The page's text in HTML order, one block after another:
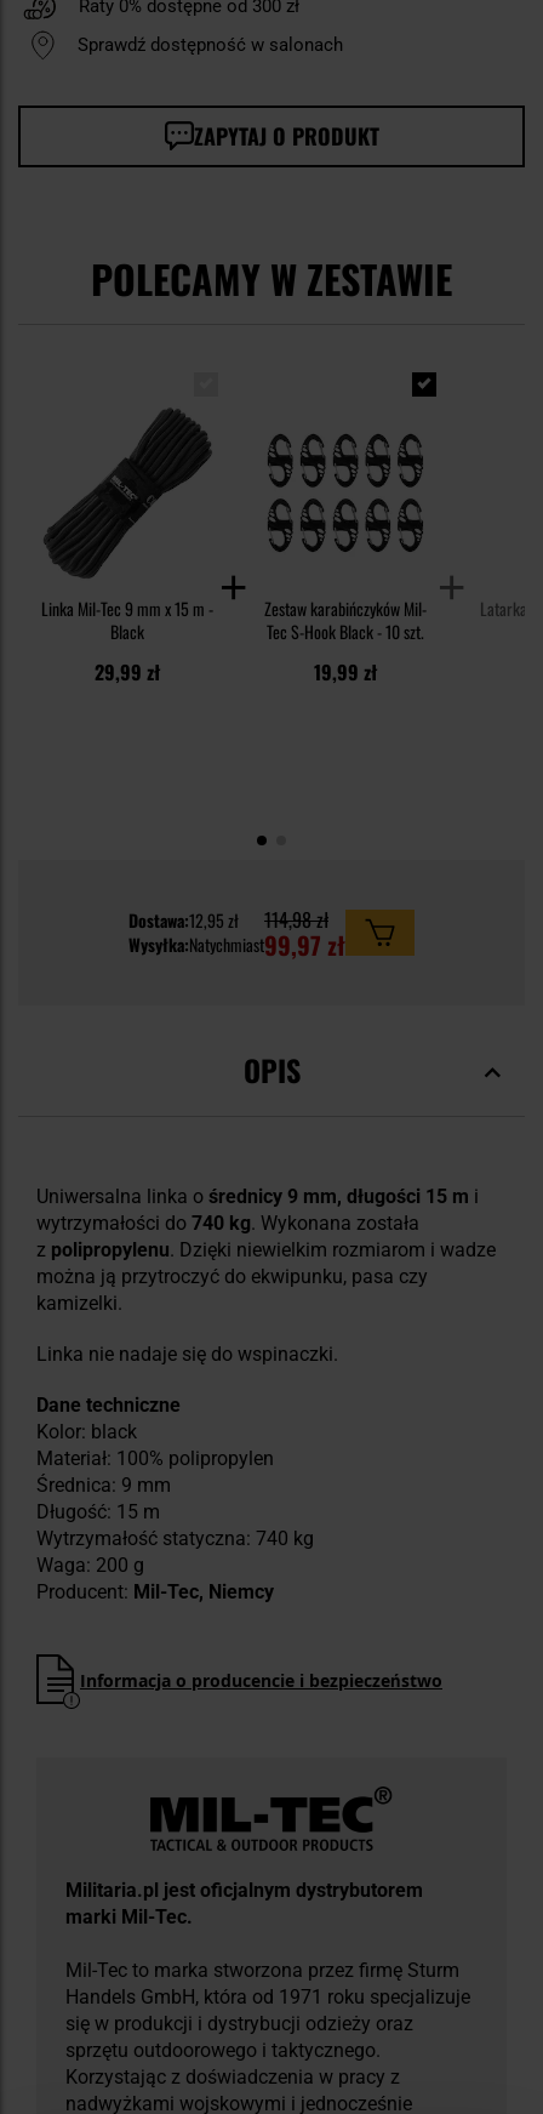
Raty 0% dostępne od 300 zł
Sprawdź dostępność w salonach
ZAPYTAJ O PRODUKT
POLECAMY W ZESTAWIE
Linka Mil-Tec 9 mm x 15 m -
Black
29,99 zł
Zestaw karabińczyków Mil-
Tec S-Hook Black - 10 szt.
19,99 zł
Latarka
Dostawa:12,95 zł
Wysyłka:Natychmiast
114,98 zł
99,97 zł
OPIS
Uniwersalna linka o średnicy 9 mm, długości 15 m i
wytrzymałości do 740 kg. Wykonana została
z polipropylenu. Dzięki niewielkim rozmiarom i wadze
można ją przytroczyć do ekwipunku, pasa czy
kamizelki.
Linka nie nadaje się do wspinaczki.
Dane techniczne
Kolor: black
Materiał: 100% polipropylen
Średnica: 9 mm
Długość: 15 m
Wytrzymałość statyczna: 740 kg
Waga: 200 g
Producent: Mil-Tec, Niemcy
Informacja o producencie i bezpieczeństwo
Militaria.pl jest oficjalnym dystrybutorem
marki Mil-Tec.
Mil-Tec to marka stworzona przez firmę Sturm
Handels GmbH, która od 1971 roku specjalizuje
się w produkcji i dystrybucji odzieży oraz
sprzętu outdoorowego i taktycznego.
Korzystając z doświadczenia w pracy z
nadwyżkami wojskowymi i jednocześnie